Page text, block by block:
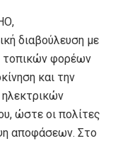
διαβούλευση με
φορέων
και την
ώστε οι πολίτες
αποφάσεων. Στο